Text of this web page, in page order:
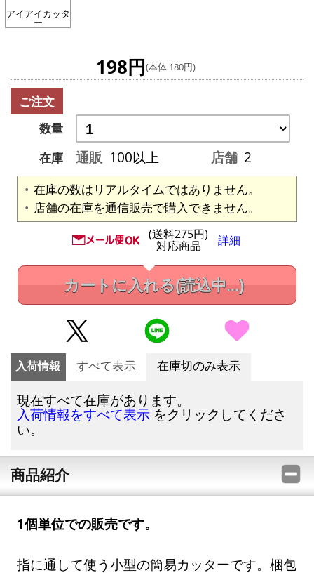
アイアイカッタ
ー
198円(本体 180円)
ご注文
数量
在庫
通販 100以上 店舗 2
在庫の数はリアルタイムではありません。
店舗の在庫を通信販売で購入できません。
(送料275円)
対応商品 詳細
カートに入れる(読込中...)
入荷情報 すべて表示 在庫切のみ表示
現在すべて在庫があります。
入荷情報をすべて表示 をクリックしてくださ
い。
商品紹介
1個単位での販売です。
指に通して使う小型の簡易カッターです。梱包